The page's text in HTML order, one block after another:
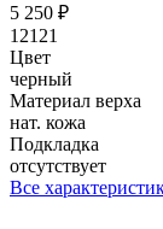
5 250 ₽
12121
Цвет
черный
Материал верха
нат. кожа
Подкладка
отсутствует
Все